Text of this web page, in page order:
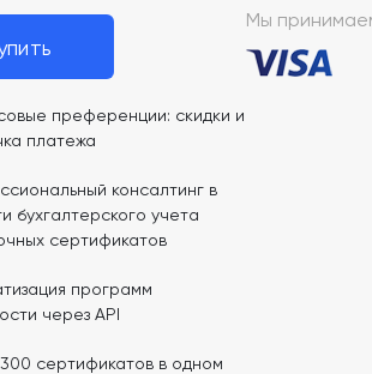
преференции: скидки и
платежа
консалтинг в
бухгалтерского учета
сертификатов
программ
через API
сертификатов в одном
Мы